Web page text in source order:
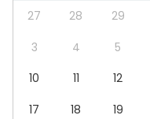
vuoden luontokuva )
27 28 29
3
4 5
10
11 12
17
18 19